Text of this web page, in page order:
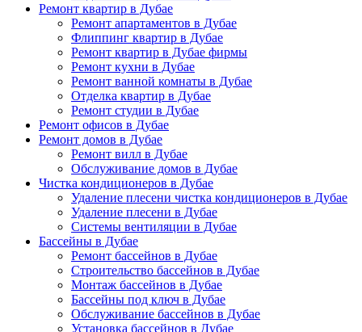
Ремонт квартир в Дубае
Ремонт апартаментов в Дубае
Флиппинг квартир в Дубае
Ремонт квартир в Дубае фирмы
Ремонт кухни в Дубае
Ремонт ванной комнаты в Дубае
Отделка квартир в Дубае
Ремонт студии в Дубае
Ремонт офисов в Дубае
Ремонт домов в Дубае
Ремонт вилл в Дубае
Обслуживание домов в Дубае
Чистка кондиционеров в Дубае
Удаление плесени чистка кондиционеров в Дубае
Удаление плесени в Дубае
Системы вентиляции в Дубае
Бассейны в Дубае
Ремонт бассейнов в Дубае
Строительство бассейнов в Дубае
Монтаж бассейнов в Дубае
Бассейны под ключ в Дубае
Обслуживание бассейнов в Дубае
Установка бассейнов в Дубае